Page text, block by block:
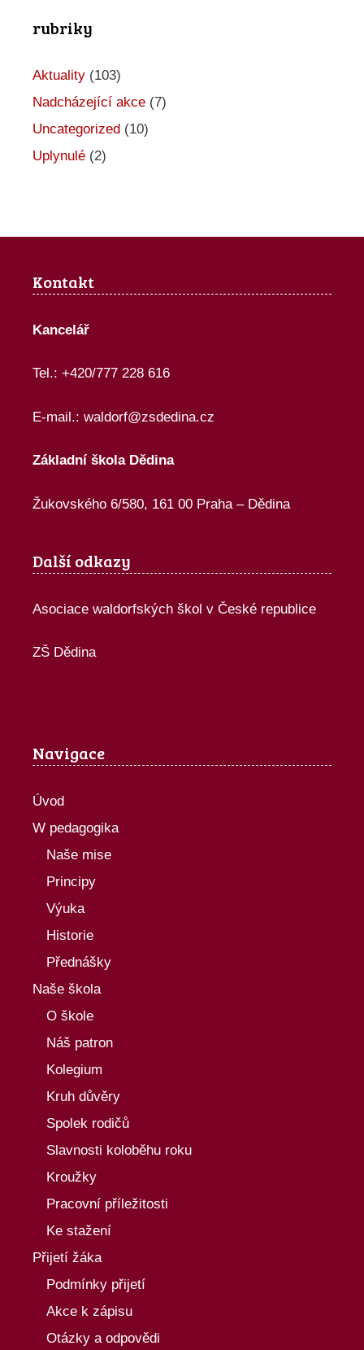
rubriky
Aktuality (103)
Nadcházející akce (7)
Uncategorized (10)
Uplynulé (2)
Kontakt
Kancelář
Tel.: +420/777 228 616
E-mail.: waldorf@zsdedina.cz
Základní škola Dědina
Žukovského 6/580, 161 00 Praha – Dědina
Další odkazy
Asociace waldorfských škol v České republice
ZŠ Dědina
Navigace
Úvod
W pedagogika
Naše mise
Principy
Výuka
Historie
Přednášky
Naše škola
O škole
Náš patron
Kolegium
Kruh důvěry
Spolek rodičů
Slavnosti koloběhu roku
Kroužky
Pracovní příležitosti
Ke stažení
Přijetí žáka
Podmínky přijetí
Akce k zápisu
Otázky a odpovědi